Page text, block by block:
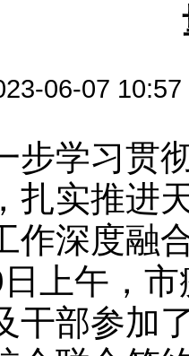
06-07
学习贯彻
扎实推进
作深度融
上午，
干部参加